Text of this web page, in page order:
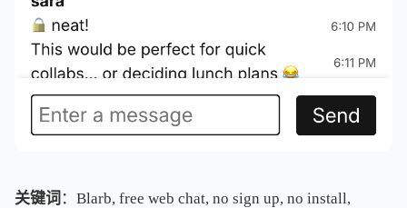
关键词 ：Blarb, free web chat, no sign up, no install,